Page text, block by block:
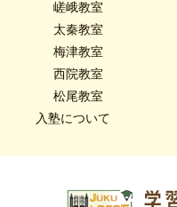
嵯峨教室
太秦教室
梅津教室
西院教室
松尾教室
入塾について